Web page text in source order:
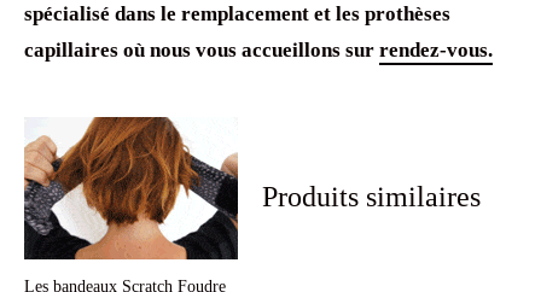
spécialisé dans le remplacement et les prothèses
capillaires où nous vous accueillons sur rendez-vous.
Les bandeaux Scratch Foudre
Produits similaires